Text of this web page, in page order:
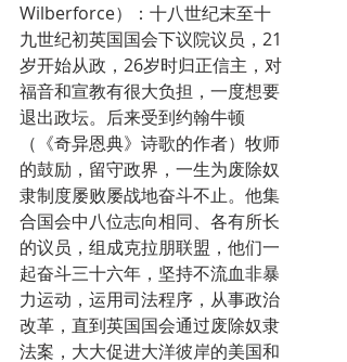
Wilberforce）：十八世纪末至十
九世纪初英国国会下议院议员，21
岁开始从政，26岁时归正信主，对
福音和宣教有很大负担，一度想要
退出政坛。后来受到约翰牛顿
（《奇异恩典》诗歌的作者）牧师
的鼓励，留守政界，一生为废除奴
隶制度屡败屡战地奋斗不止。他集
合国会中八位志向相同、各有所长
的议员，组成克拉朋联盟，他们一
起奋斗三十六年，坚持不流血非暴
力运动，运用司法程序，从事政治
改革，直到英国国会通过废除奴隶
法案，大大促进大洋彼岸的美国和